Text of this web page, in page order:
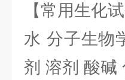
【常用生化
水 分子生物
剂 溶剂 酸碱